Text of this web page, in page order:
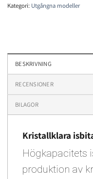
Kategori: Utgångna modeller
BESKRIVNING
RECENSIONER
BILAGOR
Kristallklara
Högkapacitets
produktion av